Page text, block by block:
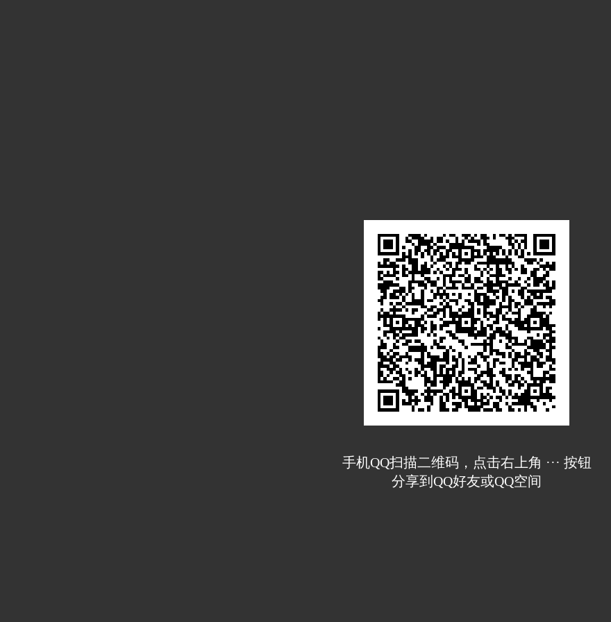
手机QQ扫描二维码，点击右上角 ··· 按钮
分享到QQ好友或QQ空间